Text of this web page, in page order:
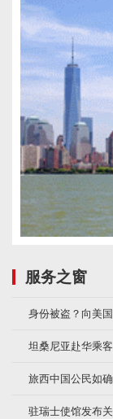
服务之窗
身份被盗？向美
坦桑尼亚赴华乘
旅西中国公民如
驻瑞士使馆发布